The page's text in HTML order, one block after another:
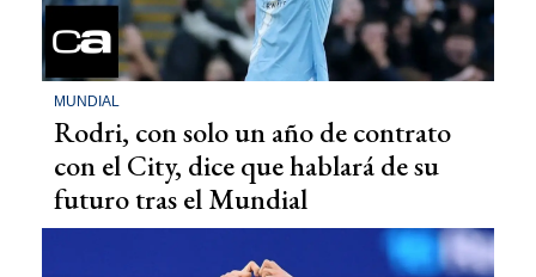
MUNDIAL
Rodri, con solo un año de contrato
con el City, dice que hablará de su
futuro tras el Mundial